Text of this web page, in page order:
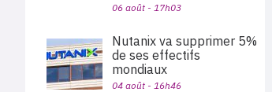
06 août - 17h03
Nutanix va supprimer 5%
de ses effectifs
mondiaux
04 août - 16h46